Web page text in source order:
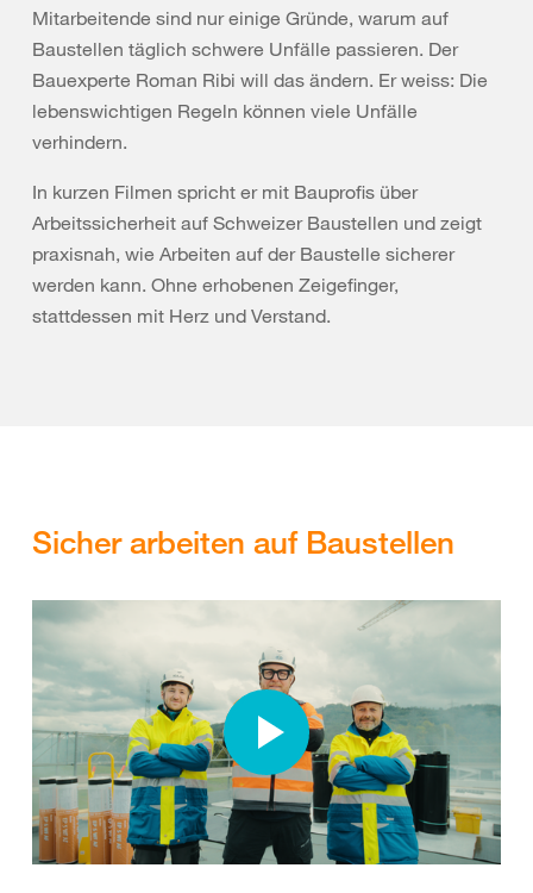
Mitarbeitende sind nur einige Gründe, warum auf
Baustellen täglich schwere Unfälle passieren. Der
Bauexperte Roman Ribi will das ändern. Er weiss: Die
lebenswichtigen Regeln können viele Unfälle
verhindern.
In kurzen Filmen spricht er mit Bauprofis über
Arbeitssicherheit auf Schweizer Baustellen und zeigt
praxisnah, wie Arbeiten auf der Baustelle sicherer
werden kann. Ohne erhobenen Zeigefinger,
stattdessen mit Herz und Verstand.
Sicher arbeiten auf Baustellen